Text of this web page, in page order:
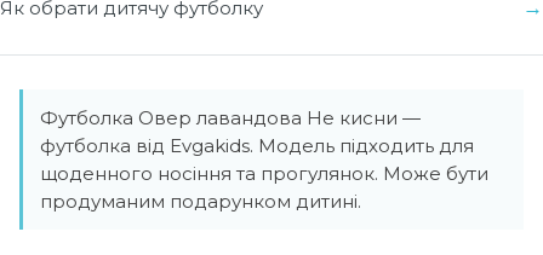
Як обрати дитячу футболку
Футболка Овер лавандова Не кисни —
футболка від Evgakids. Модель підходить для
щоденного носіння та прогулянок. Може бути
продуманим подарунком дитині.